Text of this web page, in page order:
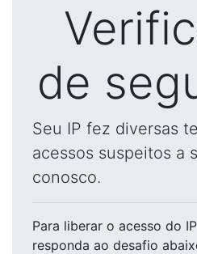
de
Seu IP fez diversas
acessos suspeitos a
conosco.
Para liberar o acesso do IP
responda ao desafio